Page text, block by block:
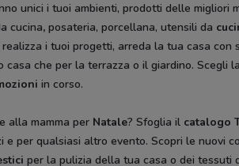
unici i tuoi ambienti, prodotti delle migliori
cucina, posateria, porcellana, utensili da
i tuoi progetti, arreda la tua casa
casa che per la terrazza o il giardino. Scegli
in corso.
alla mamma per Natale? Sfoglia il catalogo
e per qualsiasi altro evento. Scopri le nuovi
per la pulizia della tua casa o dei tessuti